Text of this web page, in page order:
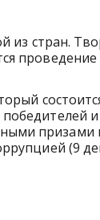
из стран.
и
призами
(9